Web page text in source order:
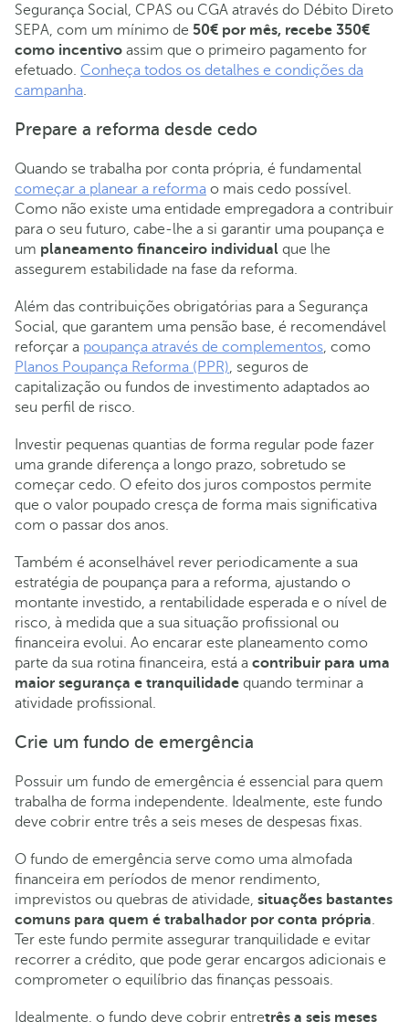
Segurança Social, CPAS ou CGA através do Débito Direto
SEPA, com um mínimo de 50€ por mês, recebe 350€
como incentivo assim que o primeiro pagamento for
efetuado. Conheça todos os detalhes e condições da
campanha.
Prepare a reforma desde cedo
Quando se trabalha por conta própria, é fundamental
começar a planear a reforma o mais cedo possível.
Como não existe uma entidade empregadora a contribuir
para o seu futuro, cabe-lhe a si garantir uma poupança e
um planeamento financeiro individual que lhe
assegurem estabilidade na fase da reforma.
Além das contribuições obrigatórias para a Segurança
Social, que garantem uma pensão base, é recomendável
reforçar a poupança através de complementos, como
Planos Poupança Reforma (PPR), seguros de
capitalização ou fundos de investimento adaptados ao
seu perfil de risco.
Investir pequenas quantias de forma regular pode fazer
uma grande diferença a longo prazo, sobretudo se
começar cedo. O efeito dos juros compostos permite
que o valor poupado cresça de forma mais significativa
com o passar dos anos.
Também é aconselhável rever periodicamente a sua
estratégia de poupança para a reforma, ajustando o
montante investido, a rentabilidade esperada e o nível de
risco, à medida que a sua situação profissional ou
financeira evolui. Ao encarar este planeamento como
parte da sua rotina financeira, está a contribuir para uma
maior segurança e tranquilidade quando terminar a
atividade profissional.
Crie um fundo de emergência
Possuir um fundo de emergência é essencial para quem
trabalha de forma independente. Idealmente, este fundo
deve cobrir entre três a seis meses de despesas fixas.
O fundo de emergência serve como uma almofada
financeira em períodos de menor rendimento,
imprevistos ou quebras de atividade, situações bastantes
comuns para quem é trabalhador por conta própria.
Ter este fundo permite assegurar tranquilidade e evitar
recorrer a crédito, que pode gerar encargos adicionais e
comprometer o equilíbrio das finanças pessoais.
Idealmente, o fundo deve cobrir entretrês a seis meses